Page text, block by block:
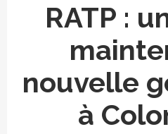
RATP :
nouvelle
à